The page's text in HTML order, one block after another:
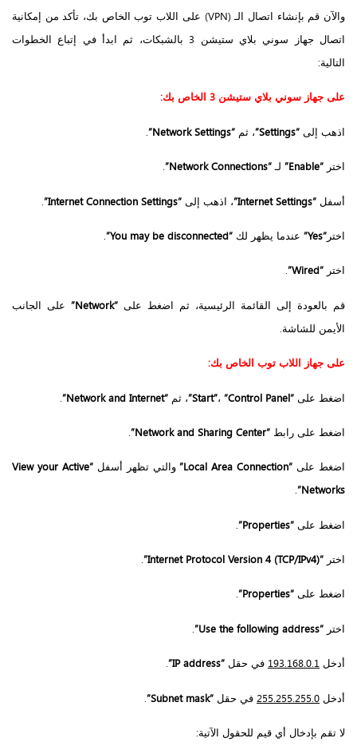
والآن قم بإنشاء اتصال الـ (VPN) على اللاب توب الخاص بك، تأكد من إمكانية
اتصال جهاز سوني بلاي ستيشن 3 بالشبكات، ثم ابدأ في إتباع الخطوات
التالية:
على جهاز سوني بلاي ستيشن 3 الخاص بك:
اذهب إلى “Settings” ، ثم “Network Settings”
.
اختر “Enable” لـ“Network Connections”
.
أسفل “Internet Settings” ، اذهب إلى “Internet Connection Settings”
اختر “Yes” عندما يظهر لك “You may be disconnected”
.
اختر “Wired”
.
قم بالعودة إلى القائمة الرئيسية، ثم اضغط على “Network”
على الجانب
الأيمن للشاشة.
على جهاز اللاب توب الخاص بك:
اضغط على “Start” ، “Control Panel” ، ثم “Network and Internet”
اضغط على رابط “Network and Sharing Center”
.
اضغط على “Local Area Connection” والتي تظهر أسفل “View your Active
Networks”
.
اضغط على “Properties”
.
اختر “Internet Protocol Version 4 (TCP/IPv4)”
.
اضغط على “Properties”
.
اختر “Use the following address”
.
أدخل 193.168.0.1 في حقل “IP address”
.
أدخل 255.255.255.0 في حقل “Subnet mask”
.
لا تقم بإدخال أي قيم للحقول الآتية: